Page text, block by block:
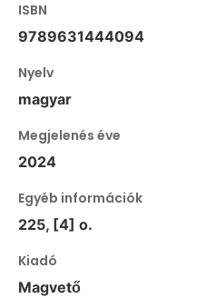
ISBN
9789631444094
Nyelv
magyar
Megjelenés éve
2024
Egyéb információk
225, [4] o.
Kiadó
Magvető